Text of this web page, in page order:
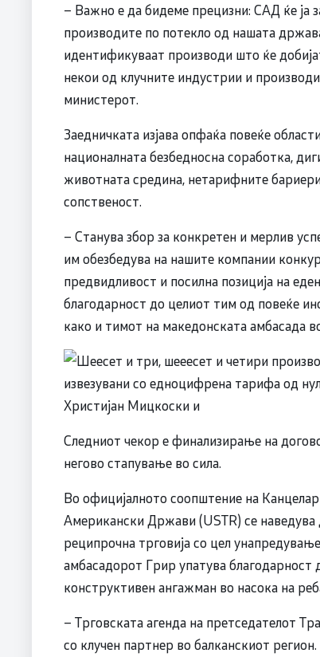
– Важно е да бидеме прецизни: САД ќе ја
производите по потекло од нашата
идентификуваат производи што ќе
некои од клучните индустрии и
министерот.
Заедничката изјава опфаќа повеќе
националната безбедносна соработка,
животната средина, нетарифните
сопственост.
– Станува збор за конкретен и мерлив
им обезбедува на нашите компании
предвидливост и посилна позиција на
благодарност до целиот тим од повеќе
како и тимот на македонската амбасада
Следниот чекор е финализирање на
негово стапување во сила.
Во официјалното соопштение на
Американски Држави (USTR) се наведува
реципрочна трговија со цел
амбасадорот Грир упатува
конструктивен ангажман во насока на
– Трговската агенда на претседателот
со клучен партнер во балканскиот